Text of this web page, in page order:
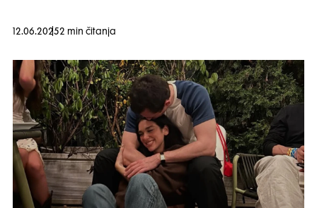
12.06.20252 min čitanja